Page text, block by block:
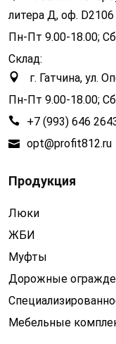
литера Д, оф. D2106
Пн-Пт 9.00-18.00;
Склад:
г. Гатчина, ул.
Пн-Пт 9.00-18.00;
+7 (993) 646
opt@profit812.ru
Продукция
Люки
ЖБИ
Муфты
Дорожные
Мебельные